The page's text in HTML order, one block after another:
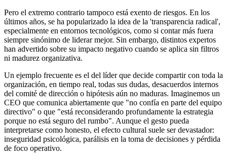
Pero el extremo contrario tampoco está exento de riesgos. En los
últimos años, se ha popularizado la idea de la 'transparencia radical',
especialmente en entornos tecnológicos, como si contar más fuera
siempre sinónimo de liderar mejor. Sin embargo, distintos expertos
han advertido sobre su impacto negativo cuando se aplica sin filtros
ni madurez organizativa.
Un ejemplo frecuente es el del líder que decide compartir con toda la
organización, en tiempo real, todas sus dudas, desacuerdos internos
del comité de dirección o hipótesis aún no maduras. Imaginemos un
CEO que comunica abiertamente que "no confía en parte del equipo
directivo" o que "está reconsiderando profundamente la estrategia
porque no está seguro del rumbo". Aunque el gesto pueda
interpretarse como honesto, el efecto cultural suele ser devastador:
inseguridad psicológica, parálisis en la toma de decisiones y pérdida
de foco operativo.